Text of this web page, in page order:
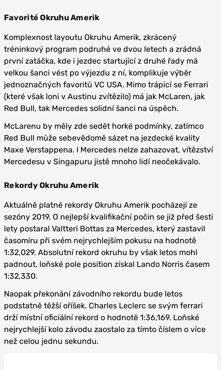
Favorité Okruhu Amerik
Komplexnost layoutu Okruhu Amerik, zkrácený
tréninkový program podruhé ve dvou letech a zrádná
první zatáčka, kde i jezdec startující z druhé řady má
velkou šanci vést po výjezdu z ní, komplikuje výběr
jednoznačných favoritů VC USA. Mimo trápící se Ferrari
(které však loni v Austinu zvítězilo) má jak McLaren, jak
Red Bull, tak Mercedes solidní šanci na úspěch.
McLarenu by měly zde sedět horké podmínky, zatímco
Red Bull může sebevědomě sázet na jezdecké kvality
Maxe Verstappena. I Mercedes nelze zahazovat, vítězství
Mercedesu v Singapuru jistě mnoho lidí neočekávalo.
Rekordy Okruhu Amerik
Aktuálně platné rekordy Okruhu Amerik pocházejí ze
sezóny 2019. O nejlepší kvalifikační počin se již před šesti
lety postaral Valtteri Bottas za Mercedes, který zastavil
časomíru při svém nejrychlejším pokusu na hodnotě
1:32,029. Absolutní rekord okruhu by však letos mohl
padnout, loňské pole position získal Lando Norris časem
1:32,330.
Naopak překonání závodního rekordu bude letos
podstatně těžší oříšek. Charles Leclerc se svým ferrari
drží místní oficiální rekord o hodnotě 1:36,169. Loňské
nejrychlejší kolo závodu zaostalo za tímto číslem o více
než celou jednu sekundu.